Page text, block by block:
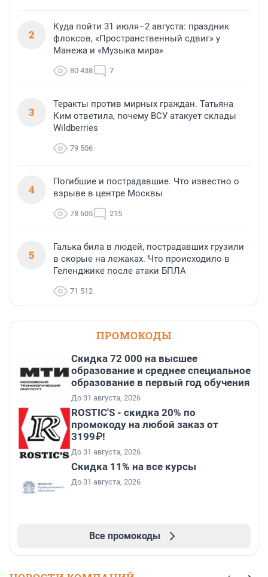
2
Куда пойти 31 июля–2 августа: праздник
флоксов, «Пространственный сдвиг» у
Манежа и «Музыка мира»
80 438 7
3
Теракты против мирных граждан. Татьяна
Ким ответила, почему ВСУ атакует склады
Wildberries
79 506
4
Погибшие и пострадавшие. Что известно о
взрыве в центре Москвы
78 605 215
5
Галька била в людей, пострадавших грузили
в скорые на лежаках. Что происходило в
Геленджике после атаки БПЛА
71 512
ПРОМОКОДЫ
Скидка 72 000 на высшее
образование и среднее специальное
образование в первый год обучения
До 31 августа, 2026
ROSTIC'S - скидка 20% по
промокоду на любой заказ от
3199₽!
До 31 августа, 2026
Скидка 11% на все курсы
До 31 августа, 2026
Все промокоды